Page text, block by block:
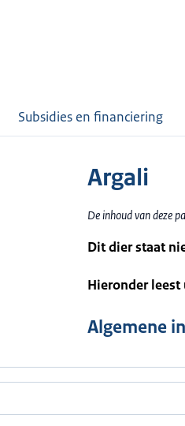
Subsidies en financiering
Argali
De inhoud van deze
Dit dier staat
Hieronder
Algemene